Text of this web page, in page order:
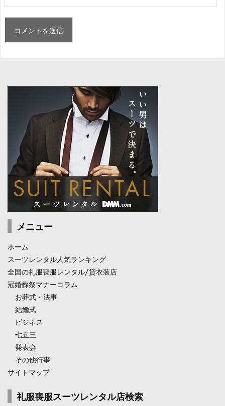
メニュー
ホーム
スーツレンタル人気ランキング
全国の礼服喪服レンタル/貸衣装店
冠婚葬祭マナーコラム
お葬式・法事
結婚式
ビジネス
七五三
発表会
その他行事
サイトマップ
礼服喪服スーツレンタル店検索